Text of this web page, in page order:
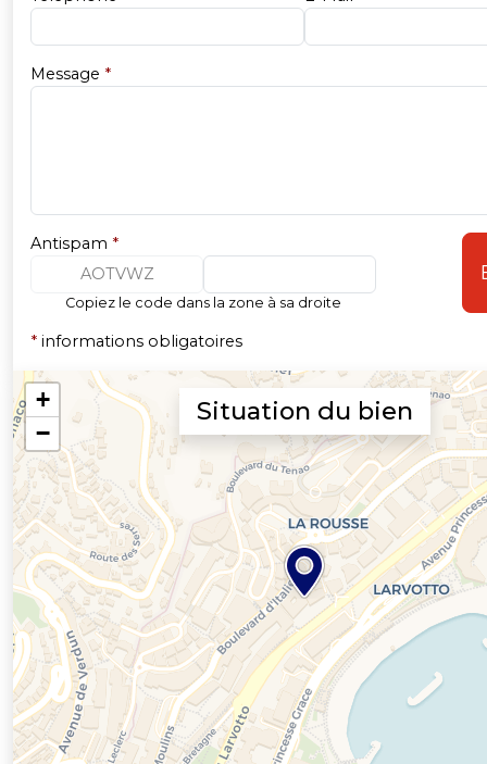
Message *
Antispam *
AOTVWZ
Copiez le code dans la zone à sa droite
* informations obligatoires
Situation du bien